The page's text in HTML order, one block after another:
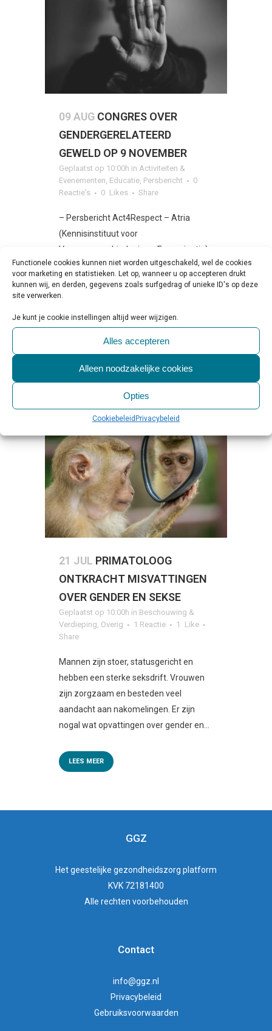
Functionele cookies kunnen niet worden uitgeschakeld, wel de cookies
voor marketing en statistieken. Let op, wanneer u op accepteren drukt
kunnen wij, en derden, gegevens zoals surfgedrag of unieke ID's op deze
site verwerken.
Je kunt je cookie instellingen altijd weer wijzigen.
Alles accepteren
Alleen noodzakelijke cookies
Opties
Cookiebeleid Privacybeleid
09 AUG CONGRES OVER
GENDERGERELATEERD
GEWELD OP 9 NOVEMBER
Geplaatst op 10:00h in Activiteiten &
Evenementen Educatie Persbericht
0
Reactie's
0 Likes Share
– Persbericht Act4Respect – Atria
(Kennisinstituut voor
Vrouwengeschiedenis en Emancipatie)
en Rutgers (Kenniscentrum voor
seksualiteit en seksuele gezondheid)
zetten zich actief in om
gendergerelateerd geweld te
voorkomen....
LEES MEER
21 JUL PRIMATOLOOG
ONTKRACHT MISVATTINGEN
OVER GENDER EN SEKSE
Geplaatst op 10:00h in Beschouwing &
Verdieping, Overig 1 Reactie 1
Like
Share
Mannen zijn stoer, statusgericht en
hebben een sterke seksdrift. Vrouwen
zijn zorgzaam en besteden veel
aandacht aan nakomelingen. Er zijn
nogal wat opvattingen over gender en...
LEES MEER
GGZ
Hetgeestelijke gezondheidszorg platform
KVK 72181400
Alle rechten voorbehouden
Contact
info@ggz.nl
Privacybeleid
Gebruiksvoorwaarden